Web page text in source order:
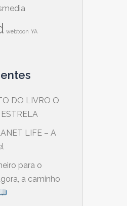
webtoon YA
DO LIVRO O
LIFE – A
para o
a caminho